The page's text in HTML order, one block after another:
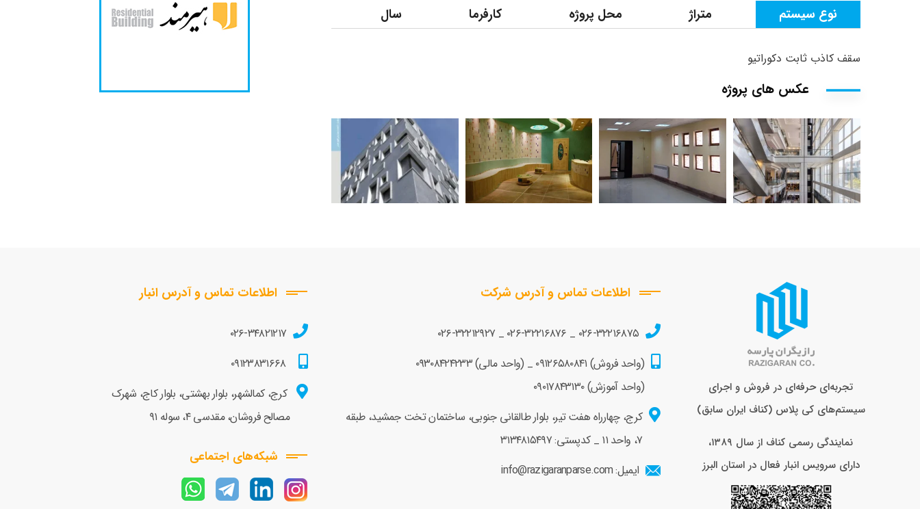
نوع سیستم متراژ محل پروژه کارفرما سال
سقف کاذب ثابت دکوراتیو
عکس های پروژه
تجربه‌ای حرفه‌ای در فروش و اجرای
سیستم‌های کی پلاس (کناف ایران سابق)
نمایندگی رسمی کناف از سال ۱۳۸۹،
دارای سرویس انبار فعال در استان البرز
اطلاعات تماس و آدرس شرکت
۰۲۶-۳۲۲۱۶۸۷۵ _ ۰۲۶-۳۲۲۱۶۸۷۶ _ ۰۲۶-۳۲۲۱۲۹۲۷
(واحد فروش) ۰۹۱۲۶۵۸۰۸۴۱ _ (واحد مالی)۰۹۳۰۸۴۲۴۲۳۳
(واحد آموزش)۰۹۰۱۷۸۴۳۱۳۰
کرج، چهارراه هفت تیر، بلوار طالقانی جنوبی، ساختمان تخت جمشید، طبقه
۷، واحد ۱۱ _ کدپستی: ۳۱۳۴۸۱۵۴۹۷
ایمیل: info@razigaranparse.com
اطلاعات تماس و آدرس انبار
۰۲۶-۳۴۸۲۱۲۱۷
۰۹۱۲۳۸۳۱۶۶۸
کرج، کمالشهر، بلوار بهشتی، بلوار کاج، شهرک
مصالح فروشان، مقدسی ۴، سوله ۹۱
شبکه‌های اجتماعی